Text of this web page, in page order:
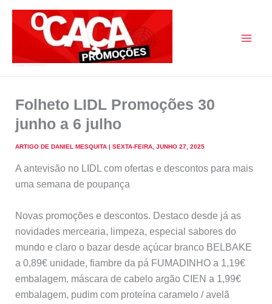
Folheto LIDL Promoções 30
junho a 6 julho
ARTIGO DE DANIEL MESQUITA | SEXTA-FEIRA, JUNHO 27, 2025
A antevisão no LIDL com ofertas e descontos para mais
uma semana de poupança
Novas promoções e descontos. Destaco desde já as
novidades mercearia, limpeza, especial sabores do
mundo e claro o bazar desde açúcar branco BELBAKE
a 0,89€ unidade, fiambre da pá FUMADINHO a 1,19€
embalagem, máscara de cabelo argão CIEN a 1,99€
embalagem, pudim com proteína caramelo / avelã